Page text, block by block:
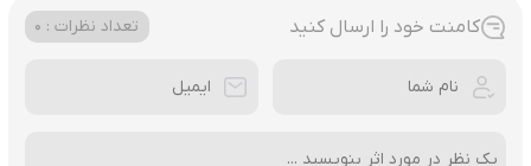
کامنت خود را ارسال کنید تعداد نظرات : 0